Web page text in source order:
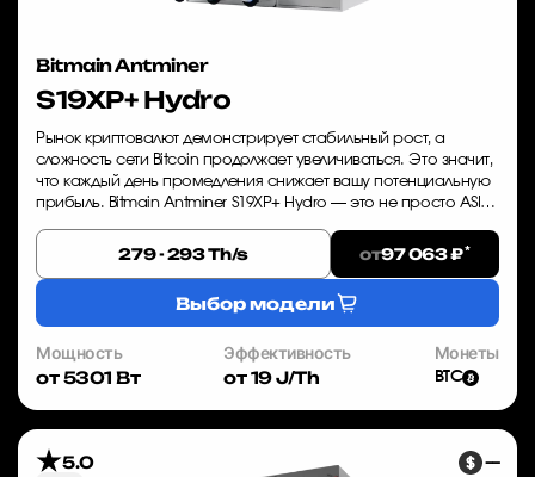
Bitmain Antminer
S19XP+ Hydro
Рынок криптовалют демонстрирует стабильный рост, а
сложность сети Bitcoin продолжает увеличиваться. Это значит,
что каждый день промедления снижает вашу потенциальную
прибыль. Bitmain Antminer S19XP+ Hydro — это не просто ASIC
279 - 293 Th/s от97 063 ₽*
Выбор модели
Мощность
от 5301 Вт
Эффективность
от 19 J/Th
Монеты
BTC
—
5.0